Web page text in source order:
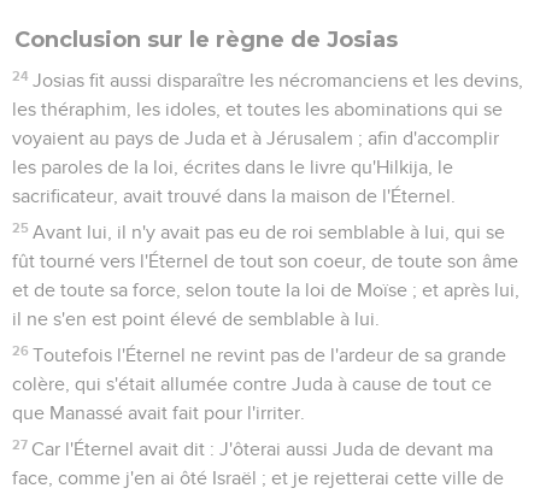
10 En ce temps-là, les serviteurs de Nébucadnetsar, roi de
Babylone, montèrent à Jérusalem, et la ville fut assiégée.
Et Nébucadnetsar, roi de Babylone, vint contre la ville,
lorsque ses serviteurs l'assiégeaient.
12 Alors Jéhojakin, roi de Juda, sortit vers le roi de Babylone,
lui, sa mère, ses serviteurs, ses officiers et ses eunuques ; et
le roi de Babylone le prit, la huitième année de son règne.
13 Et il tira de là tous les trésors de la maison de l'Éternel et
les trésors de la maison royale ; et il mit en pièces tous les
ustensiles d'or que Salomon, roi d'Israël, avait faits pour le
temple de l'Éternel, comme l'Éternel en avait parlé.
14 Et il déporta tout Jérusalem, tous les chefs et tous les
vaillants hommes de guerre, au nombre de dix mille captifs,
avec les charpentiers et les serruriers. Il ne demeura
personne de reste, que le pauvre peuple du pays.